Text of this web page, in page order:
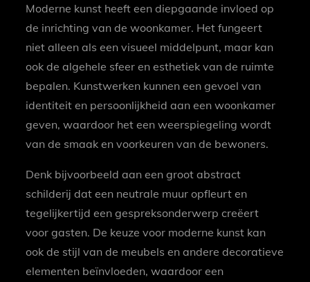
Moderne kunst heeft een diepgaande invloed op
de inrichting van de woonkamer. Het fungeert
niet alleen als een visueel middelpunt, maar kan
ook de algehele sfeer en esthetiek van de ruimte
bepalen. Kunstwerken kunnen een gevoel van
identiteit en persoonlijkheid aan een woonkamer
geven, waardoor het een weerspiegeling wordt
van de smaak en voorkeuren van de bewoners.
Denk bijvoorbeeld aan een groot abstract
schilderij dat een neutrale muur opfleurt en
tegelijkertijd een gespreksonderwerp creëert
voor gasten. De keuze voor moderne kunst kan
ook de stijl van de meubels en andere decoratieve
elementen beïnvloeden, waardoor een